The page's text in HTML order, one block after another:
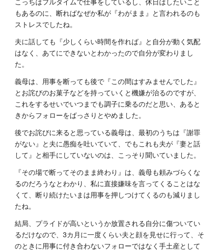
もあるのに、断ればなぜか私が『わがまま』と言われるのも
ストレスでしたね。
夫に話しても『少しくらい時間を作れば』と自分が動く気配
はなく、あてにできないとわかったので自分が変わりまし
た。
義母は、用事を断っても後で『この間はすみませんでした』
とお詫びのお菓子などを持っていくと機嫌が治るのですが、
これをするせいでいつまでも調子に乗るのだと思い、あると
きからフォローをばっさりとやめました。
後でお詫びに来ると思っている義母は、最初のうちは『謝罪
がない』と夫に愚痴を吐いていて、でもこれも夫が『妻と話
して』と相手にしていないのは、こっそり聞いていました。
『その場で断ってそのまま終わり』は、義母も頼みづらくな
るのだろうなとわかり、私に直接嫌味を言ってくることはな
くて、断り続けたいまは用事を押しつけてくるのも減りまし
たね。
結局、プライドが高いというか放置される自分に傷ついてい
るだけなので、3カ月に一度くらい夫と顔を見せに行って、そ
のときに用事に付き合わないフォローではなく手土産として